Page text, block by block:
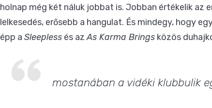
holnap még két náluk jobbat is. Jobban értékelik az
lelkesedés, erősebb a hangulat. És mindegy, hogy
épp a Sleepless és azAs Karma Brings közös
mostanában a vidéki klubbulik